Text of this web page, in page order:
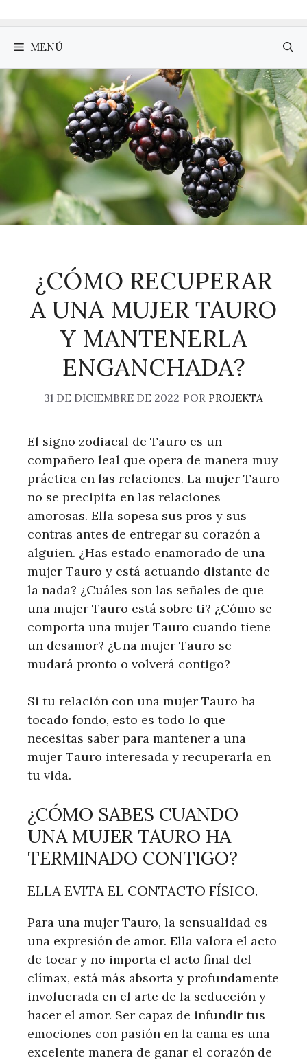
MENÚ
¿CÓMO RECUPERAR
A UNA MUJER TAURO
Y MANTENERLA
ENGANCHADA?
31 DE DICIEMBRE DE 2022 POR PROJEKTA
El signo zodiacal de Tauro es un
compañero leal que opera de manera muy
práctica en las relaciones. La mujer Tauro
no se precipita en las relaciones
amorosas. Ella sopesa sus pros y sus
contras antes de entregar su corazón a
alguien. ¿Has estado enamorado de una
mujer Tauro y está actuando distante de
la nada? ¿Cuáles son las señales de que
una mujer Tauro está sobre ti? ¿Cómo se
comporta una mujer Tauro cuando tiene
un desamor? ¿Una mujer Tauro se
mudará pronto o volverá contigo?
Si tu relación con una mujer Tauro ha
tocado fondo, esto es todo lo que
necesitas saber para mantener a una
mujer Tauro interesada y recuperarla en
tu vida.
¿CÓMO SABES CUANDO
UNA MUJER TAURO HA
TERMINADO CONTIGO?
ELLA EVITA EL CONTACTO FÍSICO.
Para una mujer Tauro, la sensualidad es
una expresión de amor. Ella valora el acto
de tocar y no importa el acto final del
clímax, está más absorta y profundamente
involucrada en el arte de la seducción y
hacer el amor. Ser capaz de infundir tus
emociones con pasión en la cama es una
excelente manera de ganar el corazón de